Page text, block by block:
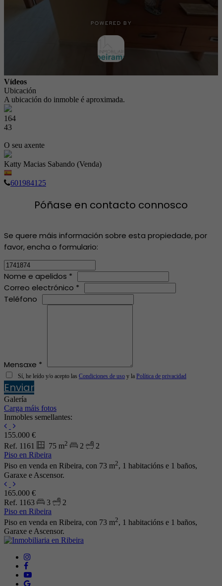
Vídeos
Ubicación
A ubicación do inmoble é aproximada.
164
43
O seu axente
Katty Macias Sabando (Venda)
601984125
Póñase en contacto connosco
Se quere máis información sobre esta propiedade, por
favor, encha o formulario:
Nome e apelidos *
Correo electrónico *
Teléfono
Mensaxe *
Sí, he leído y/o acepto las Condiciones de uso y la Política de privacidad
Enviar
Galería
Carga máis fotos
Inmobles semellantes:
155.000 €
Ref. 1161
75 m2 2
2
Piso en Ribeira
Piso en venda en Ribeira, con 73 m2, 1 habitacións e 1 baños,
Garaxe e Ascensor.
165.000 €
Ref. 1163
3
2
Piso en Ribeira
Piso en venda en Ribeira, con 73 m2, 1 habitacións e 1 baños,
Garaxe e Ascensor.